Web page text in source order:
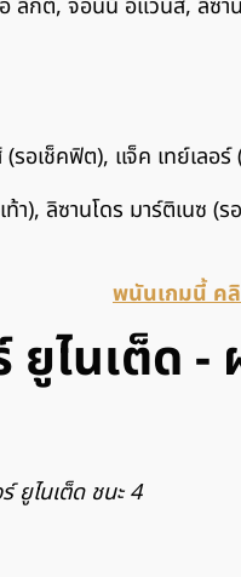
ลิกต์, จอนนี่ อีแวนส์, ลิซา
อเช็คฟิต), แจ็ค เทย์เลอ
า), ลิซานโดร มาร์ติเนซ
พนันเกมนี้ ค
ยูไนเต็ด
ยูไนเต็ด ชนะ 4